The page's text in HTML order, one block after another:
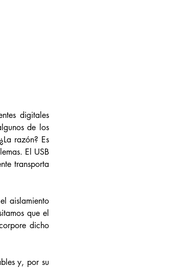
digitales
de los
razón? Es
El USB
transporta
aislamiento
que el
dicho
y, por su